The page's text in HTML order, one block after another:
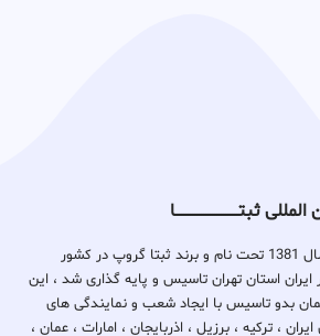
مرکز تخصصی ثبتا در سال 1381 تحت نام و برند ثبتا گروپ در کشور
استان تهران تاسیس و پایه گذاری شد ، این
بدو تاسیس با ایجاد شعب و نمایندگی های
، ترکیه ، برزیل ، اذربایجان ، امارات ، عمان ،